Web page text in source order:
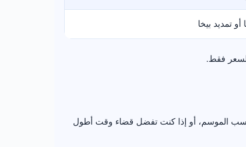
تمديد بيخا
فقط.
حسب الموسم، أو إذا كنت تفضل قضاء وقت أطول